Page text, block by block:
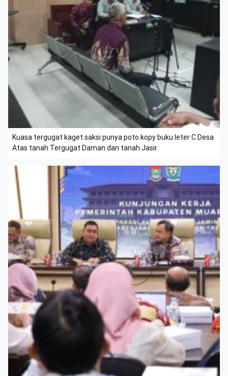
Kuasa tergugat kaget saksi punya poto kopy buku leter C Desa.
Atas tanah Tergugat Daman dan tanah Jasir.